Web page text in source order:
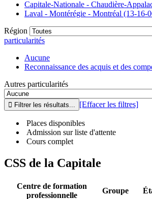
Capitale-Nationale - Chaudière-
Laval - Montérégie - Montréal (13-16-
Région
particularités
Aucune
Reconnaissance des acquis et des
Autres particularités
[Effacer les filtres]
Places disponibles
Admission sur liste d'attente
Cours complet
CSS de la Capitale
Centre de formation
professionnelle
Groupe